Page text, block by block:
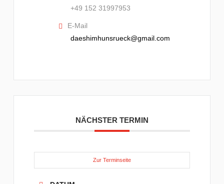
+49 152 31997953
E-Mail
daeshimhunsrueck@gmail.com
NÄCHSTER TERMIN
Zur Terminseite